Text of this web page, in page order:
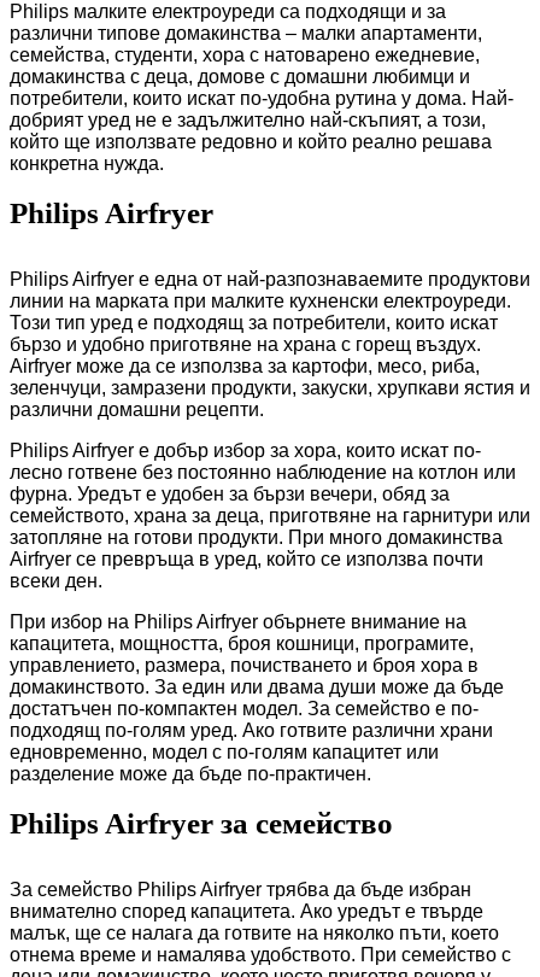
Philips малките електроуреди са подходящи и за
различни типове домакинства – малки апартаменти,
семейства, студенти, хора с натоварено ежедневие,
домакинства с деца, домове с домашни любимци и
потребители, които искат по-удобна рутина у дома. Най-
добрият уред не е задължително най-скъпият, а този,
който ще използвате редовно и който реално решава
конкретна нужда.
Philips Airfryer
Philips Airfryer е една от най-разпознаваемите продуктови
линии на марката при малките кухненски електроуреди.
Този тип уред е подходящ за потребители, които искат
бързо и удобно приготвяне на храна с горещ въздух.
Airfryer може да се използва за картофи, месо, риба,
зеленчуци, замразени продукти, закуски, хрупкави ястия и
различни домашни рецепти.
Philips Airfryer е добър избор за хора, които искат по-
лесно готвене без постоянно наблюдение на котлон или
фурна. Уредът е удобен за бързи вечери, обяд за
семейството, храна за деца, приготвяне на гарнитури или
затопляне на готови продукти. При много домакинства
Airfryer се превръща в уред, който се използва почти
всеки ден.
При избор на Philips Airfryer обърнете внимание на
капацитета, мощността, броя кошници, програмите,
управлението, размера, почистването и броя хора в
домакинството. За един или двама души може да бъде
достатъчен по-компактен модел. За семейство е по-
подходящ по-голям уред. Ако готвите различни храни
едновременно, модел с по-голям капацитет или
разделение може да бъде по-практичен.
Philips Airfryer за семейство
За семейство Philips Airfryer трябва да бъде избран
внимателно според капацитета. Ако уредът е твърде
малък, ще се налага да готвите на няколко пъти, което
отнема време и намалява удобството. При семейство с